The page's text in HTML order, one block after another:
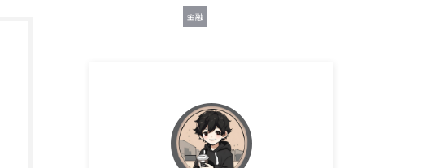
金融